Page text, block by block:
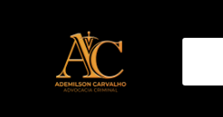
conteúdoAlegações Finais